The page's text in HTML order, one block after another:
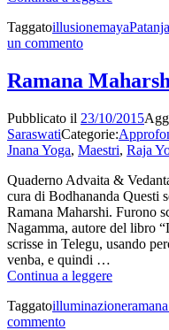
(Jnana
Taggatoillusionemaya
un commentosu
Pada
(Jnana
Ramana
Pubblicato il 23/10/2015
SaraswatiCategorie:
Jnana Yoga, Maestri, Raja
Quaderno Advaita &
cura di Bodhananda Questi
Ramana Maharshi. Furono
Nagamma, autore del libro
scrisse in Telegu, usando
venba, e quindi …
Continua a leggereRamana
–
Taggatoilluminazione
commentosu